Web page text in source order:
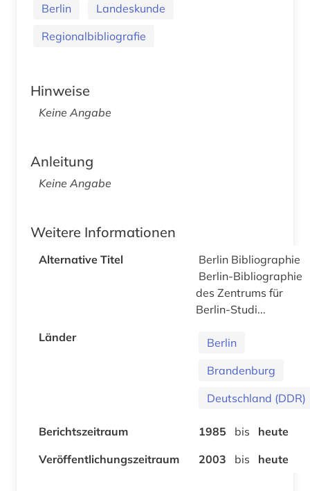
Berlin
Landeskunde
Regionalbibliografie
Hinweise
Keine Angabe
Anleitung
Keine Angabe
Weitere Informationen
Alternative Titel
Berlin Bibliographie
Berlin-Bibliographie
des Zentrums für
Berlin-Studi...
Länder
Berlin
Brandenburg
Deutschland (DDR)
Berichtszeitraum 1985 bis
heute
Veröffentlichungszeitraum
2003 bis heute